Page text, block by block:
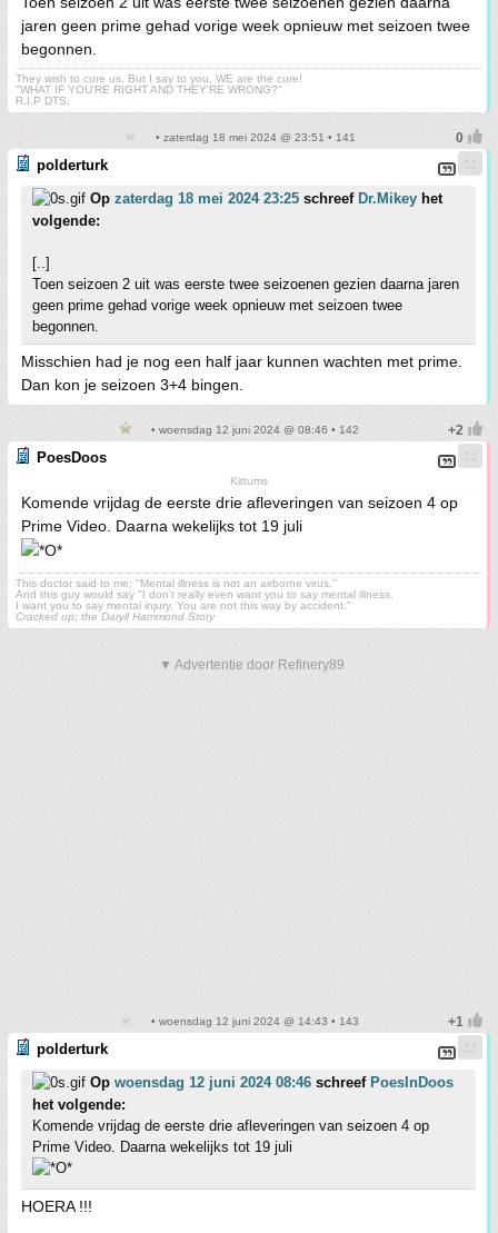
jaren geen prime gehad vorige week opnieuw met seizoen twee
begonnen.
They wish to cure us. But I say to you, WE are the cure!
"WHAT IF YOU'RE RIGHT AND THEY'RE WRONG?"
R.I.P DTS.
• zaterdag 18 mei 2024 @ 23:51 • 141
polderturk
Op zaterdag 18 mei 2024 23:25 schreef Dr.Mikey het
volgende:
[..]
Toen seizoen 2 uit was eerste twee seizoenen gezien daarna jaren
geen prime gehad vorige week opnieuw met seizoen twee
begonnen.
Misschien had je nog een half jaar kunnen wachten met prime.
Dan kon je seizoen 3+4 bingen.
• woensdag 12 juni 2024 @ 08:46 • 142
PoesDoos
Kittums
Komende vrijdag de eerste drie afleveringen van seizoen 4 op
Prime Video. Daarna wekelijks tot 19 juli
This doctor said to me; ''Mental illness is not an airborne virus.''
And this guy would say ''I don't really even want you to say mental illness.
I want you to say mental injury. You are not this way by accident.''
Cracked up; the Daryll Hammond Story
▼ Advertentie door Refinery89
• woensdag 12 juni 2024 @ 14:43 • 143
polderturk
Op woensdag 12 juni 2024 08:46 schreef PoesInDoos
het volgende:
Komende vrijdag de eerste drie afleveringen van seizoen 4 op
Prime Video. Daarna wekelijks tot 19 juli
HOERA !!!